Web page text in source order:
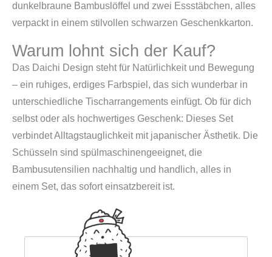
dunkelbraune Bambuslöffel und zwei Essstäbchen, alles
verpackt in einem stilvollen schwarzen Geschenkkarton.
Warum lohnt sich der Kauf?
Das Daichi Design steht für Natürlichkeit und Bewegung
– ein ruhiges, erdiges Farbspiel, das sich wunderbar in
unterschiedliche Tischarrangements einfügt. Ob für dich
selbst oder als hochwertiges Geschenk: Dieses Set
verbindet Alltagstauglichkeit mit japanischer Ästhetik. Die
Schüsseln sind spülmaschinengeeignet, die
Bambusutensilien nachhaltig und handlich, alles in
einem Set, das sofort einsatzbereit ist.